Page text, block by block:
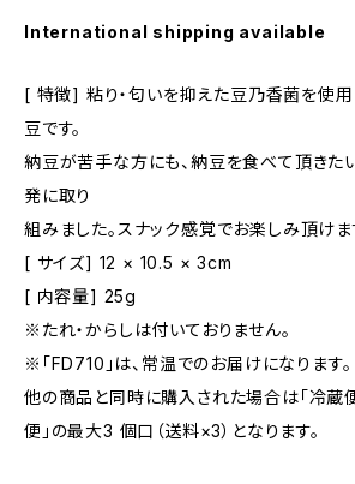
International shipping available
[ 特徴] 粘り・匂いを抑えた豆乃香菌を使用
豆です。
納豆が苦手な方にも、納豆を食べて頂きた
発に取り
組みました。スナック感覚でお楽しみ頂けま
[ サイズ] 12 × 10.5 × 3cm
[ 内容量] 25g
※たれ・からしは付いておりません。
※「FD710」は、常温でのお届けになります。
他の商品と同時に購入された場合は「冷蔵便
便」の最大3 個口（送料×3）となります。